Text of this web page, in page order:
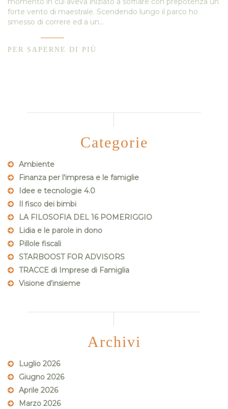
forte vento di maestrale. Scendendo lungo il parco ho
smesso di correre ed a un…
PER SAPERNE DI PIÙ
Categorie
Ambiente
Finanza per l'impresa e le famiglie
Idee e tecnologie 4.0
Il fisco dei bimbi
LA FILOSOFIA DEL 16 POMERIGGIO
Lidia e le parole in dono
Pillole fiscali
STARBOOST FOR ADVISORS
TRACCE di Imprese di Famiglia
Visione d'insieme
Archivi
Luglio 2026
Giugno 2026
Aprile 2026
Marzo 2026